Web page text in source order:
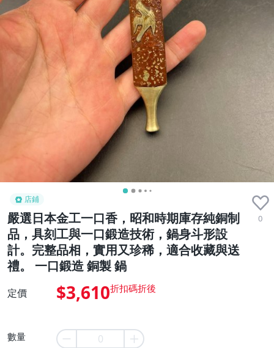
店鋪
嚴選日本金工一口香，昭和時期庫存純銅制
品，具刻工與一口鍛造技術，鍋身斗形設
計。完整品相，實用又珍稀，適合收藏與送
禮。 一口鍛造 銅製 鍋
0
定價 $3,610
數量